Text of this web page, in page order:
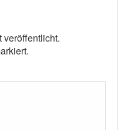
veröffentlicht.